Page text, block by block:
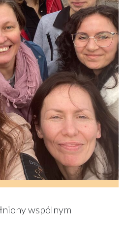
wspólnym